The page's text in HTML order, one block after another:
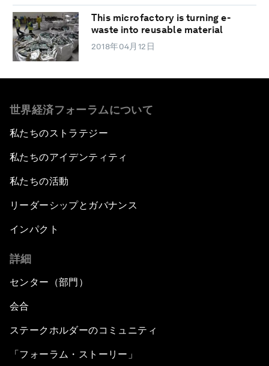
This microfactory is turning e-
waste into reusable material
2018年04月12日
世界経済フォーラムについて
私たちのストラテジー
私たちのアイデンティティ
私たちの活動
リーダーシップとガバナンス
インパクト
詳細
センター（部門）
会合
ステークホルダーのコミュニティ
「フォーラム・ストーリー」